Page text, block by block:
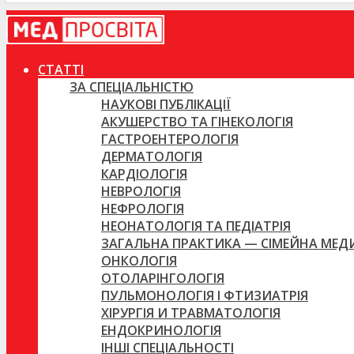
СТАТТІ
ЗА СПЕЦІАЛЬНІСТЮ
НАУКОВІ ПУБЛІКАЦІЇ
АКУШЕРСТВО ТА ГІНЕКОЛОГІЯ
ГАСТРОЕНТЕРОЛОГІЯ
ДЕРМАТОЛОГІЯ
КАРДІОЛОГІЯ
НЕВРОЛОГІЯ
НЕФРОЛОГІЯ
НЕОНАТОЛОГІЯ ТА ПЕДІАТРІЯ
ЗАГАЛЬНА ПРАКТИКА — СІМЕЙНА
ОНКОЛОГІЯ
ОТОЛАРІНГОЛОГІЯ
ПУЛЬМОНОЛОГІЯ І ФТИЗИАТРІЯ
ХІРУРГІЯ И ТРАВМАТОЛОГІЯ
ЕНДОКРИНОЛОГІЯ
ІНШІ СПЕЦІАЛЬНОСТІ